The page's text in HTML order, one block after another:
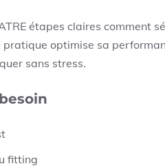
étapes claires comment
optimise sa
sans stress.
fitting